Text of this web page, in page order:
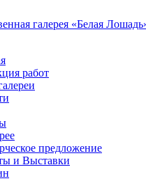
работ
предложение
и Выставки